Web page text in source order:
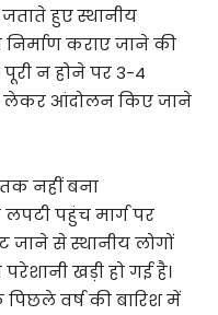
जताते हुए स्थानीय
कराए जाने की
पूरी न होने पर 3-4
लेकर आंदोलन किए जाने
नहीं बना
लपटी पहुंच मार्ग पर
जाने से स्थानीय लोगों
खड़ी हो गई है।
पिछले वर्ष की बारिश में